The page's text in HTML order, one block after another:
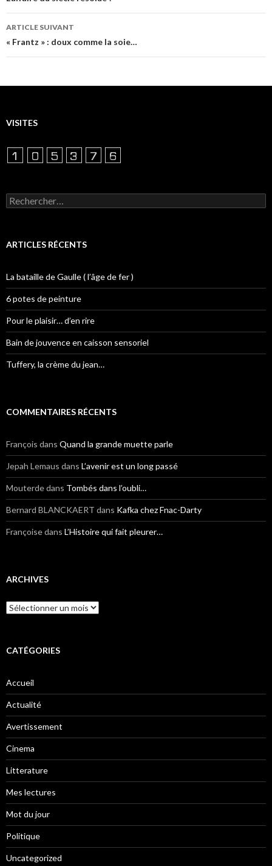
articles
ARTICLE SUIVANT
« Frantz » : doux comme la soie…
VISITES
Rechercher :
ARTICLES RÉCENTS
La bataille de Gaulle ( l’âge de fer )
6 potes de peinture
Pour le plaisir… d’en rire
Bain de jouvence en caisson sensoriel
Tuffery, la crème du jean…
COMMENTAIRES RÉCENTS
François dans Quand la grande muette parle
Jepah Lemaus dans L’avenir est un long passé
Mouterdedans Tombés dans l’oubli…
Bernard BLANCKAERT dans Kafka chez Fnac-Darty
Françoisedans L’Histoire qui fait pleurer…
ARCHIVES
Archives
CATÉGORIES
Accueil
Actualité
Avertissement
Cinema
Litterature
Mes lectures
Mot du jour
Politique
Uncategorized